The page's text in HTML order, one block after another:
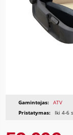
Gamintojas: ATV
Pristatymas:
Iki 4-6